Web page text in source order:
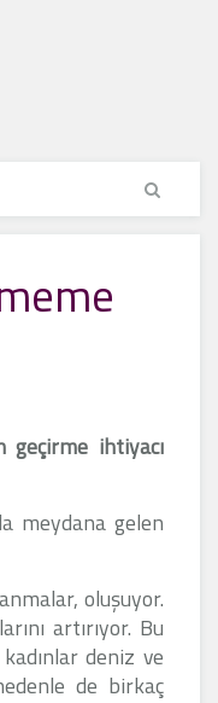
geçirme ihtiyacı
meydana gelen
oluşuyor.
artırıyor. Bu
deniz ve
de birkaç